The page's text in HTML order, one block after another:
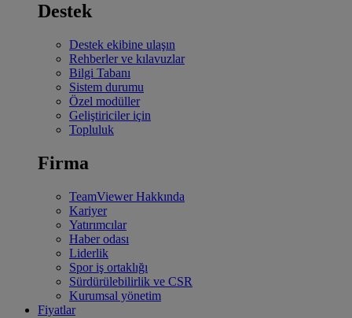
Destek
Destek ekibine ulaşın
Rehberler ve kılavuzlar
Bilgi Tabanı
Sistem durumu
Özel modüller
Geliştiriciler için
Topluluk
Firma
TeamViewer Hakkında
Kariyer
Yatırımcılar
Haber odası
Liderlik
Spor iş ortaklığı
Sürdürülebilirlik ve CSR
Kurumsal yönetim
Fiyatlar